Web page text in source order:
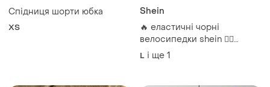
Спідниця шорти юбка
ХS
Shein
🔥 еластичні чорні
велосипедки shein 🚴‍♀️
спортивні шорти 🖤 шорти
для фітнесу легінси лосіни
L і ще 1